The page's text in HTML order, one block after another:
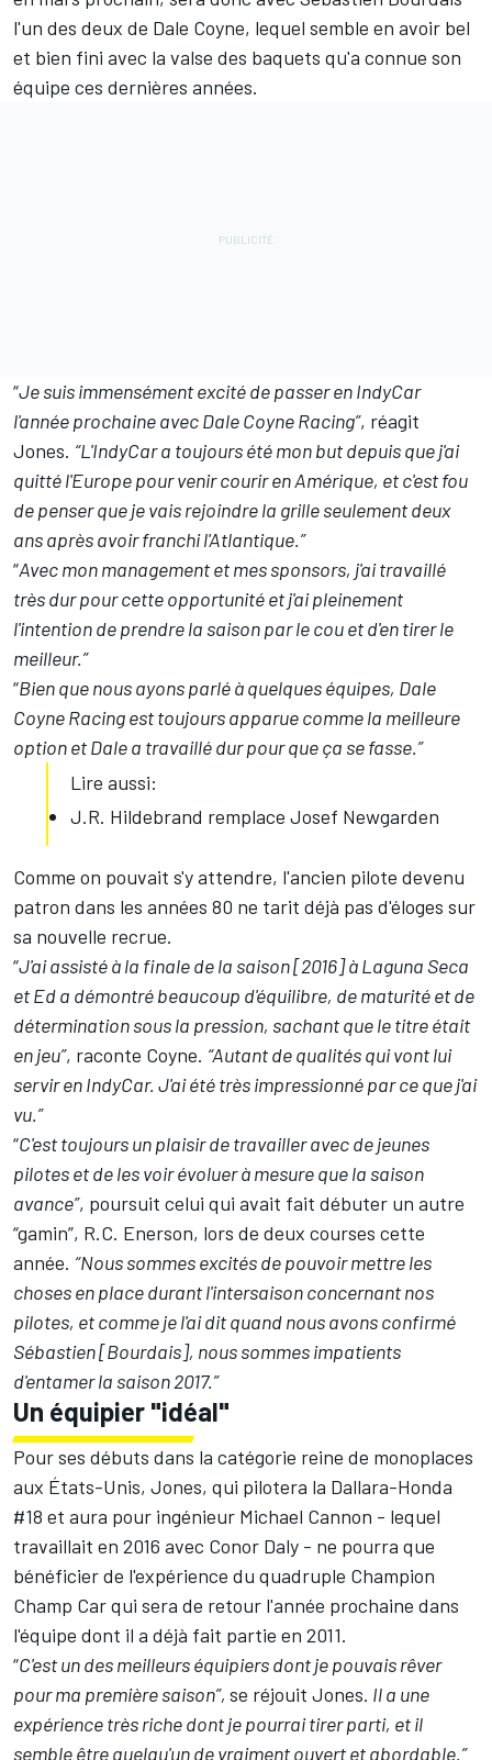
l'un des deux de Dale Coyne, lequel semble en avoir bel
et bien fini avec la valse des baquets qu'a connue son
équipe ces dernières années.
“Je suis immensément excité de passer en IndyCar
l'année prochaine avec Dale Coyne Racing”, réagit
Jones. “L'IndyCar a toujours été mon but depuis que j'ai
quitté l'Europe pour venir courir en Amérique, et c'est fou
de penser que je vais rejoindre la grille seulement deux
ans après avoir franchi l'Atlantique.”
“Avec mon management et mes sponsors, j'ai travaillé
très dur pour cette opportunité et j'ai pleinement
l'intention de prendre la saison par le cou et d'en tirer le
meilleur.”
“Bien que nous ayons parlé à quelques équipes, Dale
Coyne Racing est toujours apparue comme la meilleure
option et Dale a travaillé dur pour que ça se fasse.”
Lire aussi:
J.R. Hildebrand remplace Josef Newgarden
Comme on pouvait s'y attendre, l'ancien pilote devenu
patron dans les années 80 ne tarit déjà pas d'éloges sur
sa nouvelle recrue.
“J'ai assisté à la finale de la saison [2016] à Laguna Seca
et Ed a démontré beaucoup d'équilibre, de maturité et de
détermination sous la pression, sachant que le titre était
en jeu”, raconte Coyne. “Autant de qualités qui vont lui
servir en IndyCar. J'ai été très impressionné par ce que j'ai
vu.”
“C'est toujours un plaisir de travailler avec de jeunes
pilotes et de les voir évoluer à mesure que la saison
avance”, poursuit celui qui avait fait débuter un autre
“gamin”, R.C. Enerson, lors de deux courses cette
année. “Nous sommes excités de pouvoir mettre les
choses en place durant l'intersaison concernant nos
pilotes, et comme je l'ai dit quand nous avons confirmé
Sébastien [Bourdais], nous sommes impatients
d'entamer la saison 2017.”
Un équipier "idéal"
Pour ses débuts dans la catégorie reine de monoplaces
aux États-Unis, Jones, qui pilotera la Dallara-Honda
#18 et aura pour ingénieur Michael Cannon - lequel
travaillait en 2016 avec Conor Daly - ne pourra que
bénéficier de l'expérience du quadruple Champion
Champ Car qui sera de retour l'année prochaine dans
l'équipe dont il a déjà fait partie en 2011.
“C'est un des meilleurs équipiers dont je pouvais rêver
pour ma première saison”, se réjouit Jones. Il a une
expérience très riche dont je pourrai tirer parti, et il
semble être quelqu'un de vraiment ouvert et abordable.”